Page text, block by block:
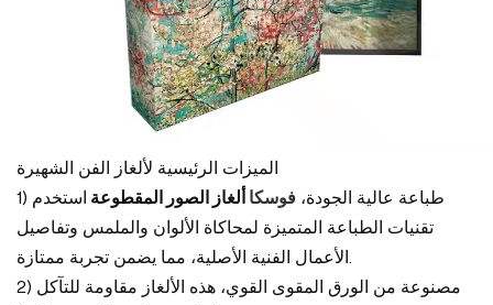
الميزات الرئيسية لألغاز الفن الشهيرة
1)
طباعة عالية الجودة، فوسكا ألغاز الصور المقطوعة استخدم
تقنيات الطباعة المتميزة لمحاكاة الألوان والملمس وتفاصيل
الأعمال الفنية الأصلية، مما يضمن تجربة ممتازة.
2) مصنوعة من الورق المقوى القوي، هذه الألغاز مقاومة للتآكل